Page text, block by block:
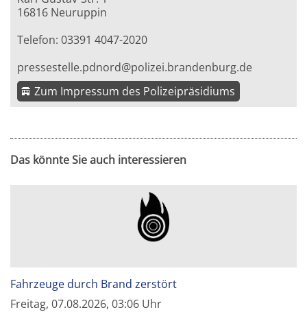
16816 Neuruppin
Telefon: 03391 4047-2020
pressestelle.pdnord@polizei.brandenburg.de
Zum Impressum des Polizeipräsidiums
Das könnte Sie auch interessieren
Fahrzeuge durch Brand zerstört
Freitag, 07.08.2026, 03:06 Uhr